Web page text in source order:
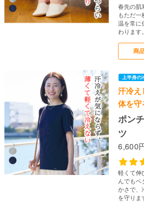
春先の肌
もただ一
温を常に
わります。
商
汗冷え
体を守
ポン
ツ
6,600
軽くて伸
んでもベ
かさで、
を守りま
下半身の冷え